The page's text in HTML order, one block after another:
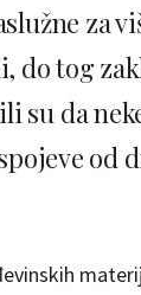
za
tog
su da
od